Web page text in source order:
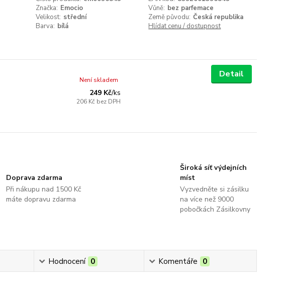
Značka: Emocio Vůně: bez parfemace
Velikost: střední Země původu: Česká republika
Barva: bílá Hlídat cenu / dostupnost
249 Kč/ks
206 Kč bez DPH
Není skladem
Detail
Doprava zdarma
Při nákupu nad 1500 Kč
máte dopravu zdarma
Široká síť výdejních
míst
Vyzvedněte si zásilku
na více než 9000
pobočkách Zásilkovny
Hodnocení 0 Komentáře 0